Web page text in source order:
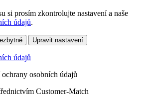
si prosím zkontrolujte nastavení a naše
údajů.
Upravit nastavení
údajů
osobních údajů
Customer-Match